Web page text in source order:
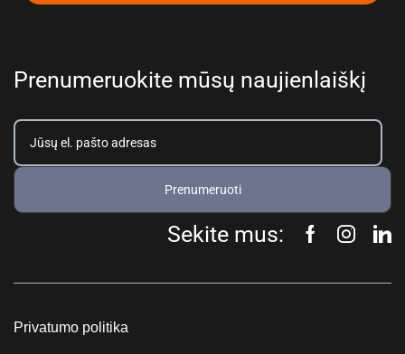
Prenumeruokite mūsų naujienlaiškį
Prenumeruoti
Sekite mus:
Privatumo politika